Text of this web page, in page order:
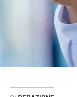
Cultura